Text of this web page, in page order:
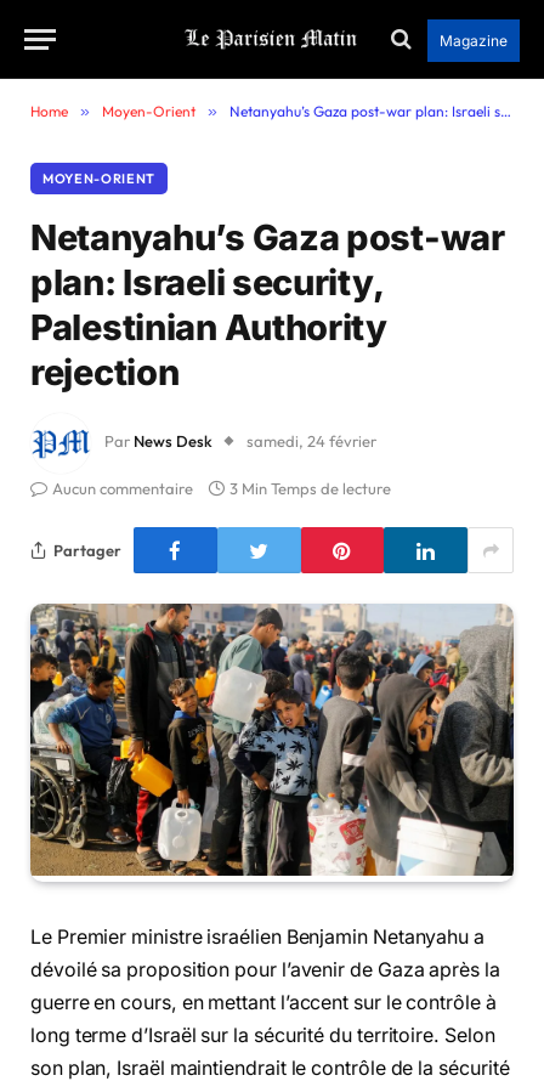
Magazine
Home » Moyen-Orient » Netanyahu’s Gaza post-war plan: Israeli security, Palestinian Authority rejection
MOYEN-ORIENT
Netanyahu’s Gaza post-war
plan: Israeli security,
Palestinian Authority
rejection
Par News Desk samedi, 24 février
Aucun commentaire 3 Min Temps de lecture
Partager
Le Premier ministre israélien Benjamin Netanyahu a
dévoilé sa proposition pour l’avenir de Gaza après la
guerre en cours, en mettant l’accent sur le contrôle à
long terme d’Israël sur la sécurité du territoire. Selon
son plan, Israël maintiendrait le contrôle de la sécurité